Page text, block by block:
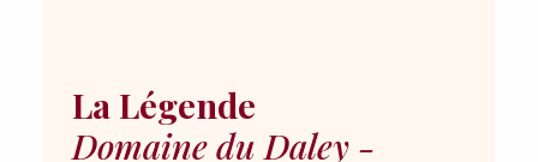
La Légende
Domaine du Daley -